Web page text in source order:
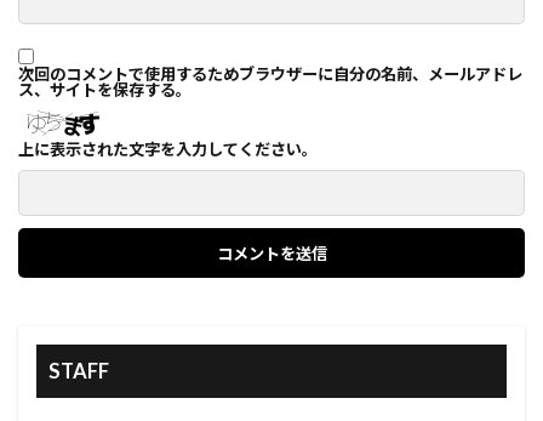
次回のコメントで使用するためブラウザーに自分の名前、メールアドレ
ス、サイトを保存する。
上に表示された文字を入力してください。
STAFF